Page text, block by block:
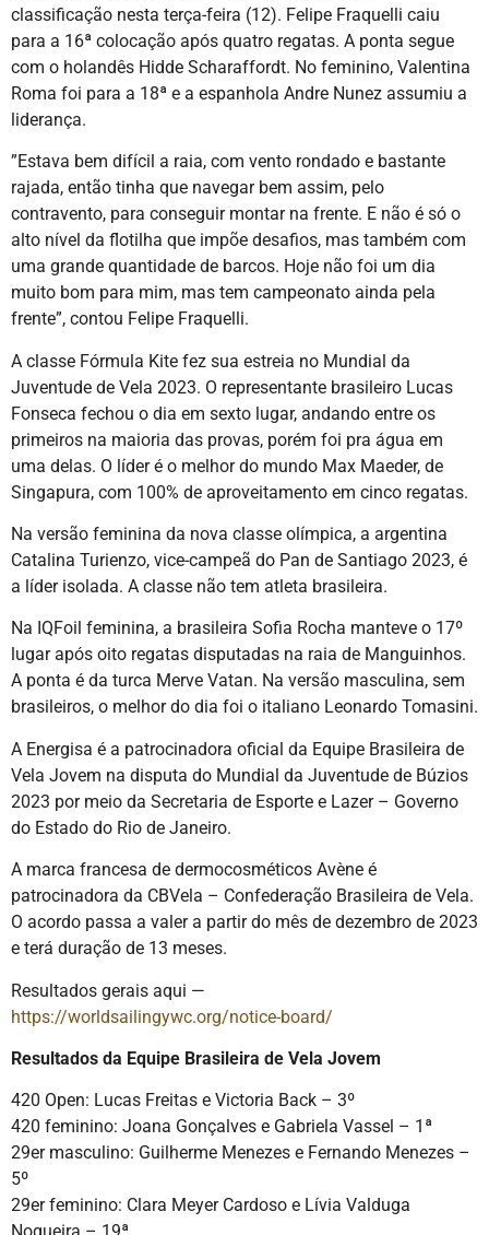
classificação nesta terça-feira (12). Felipe Fraquelli caiu
para a 16ª colocação após quatro regatas. A ponta segue
com o holandês Hidde Scharaffordt. No feminino, Valentina
Roma foi para a 18ª e a espanhola Andre Nunez assumiu a
liderança.
”Estava bem difícil a raia, com vento rondado e bastante
rajada, então tinha que navegar bem assim, pelo
contravento, para conseguir montar na frente. E não é só o
alto nível da flotilha que impõe desafios, mas também com
uma grande quantidade de barcos. Hoje não foi um dia
muito bom para mim, mas tem campeonato ainda pela
frente”, contou Felipe Fraquelli.
A classe Fórmula Kite fez sua estreia no Mundial da
Juventude de Vela 2023. O representante brasileiro Lucas
Fonseca fechou o dia em sexto lugar, andando entre os
primeiros na maioria das provas, porém foi pra água em
uma delas. O líder é o melhor do mundo Max Maeder, de
Singapura, com 100% de aproveitamento em cinco regatas.
Na versão feminina da nova classe olímpica, a argentina
Catalina Turienzo, vice-campeã do Pan de Santiago 2023, é
a líder isolada. A classe não tem atleta brasileira.
Na IQFoil feminina, a brasileira Sofia Rocha manteve o 17º
lugar após oito regatas disputadas na raia de Manguinhos.
A ponta é da turca Merve Vatan. Na versão masculina, sem
brasileiros, o melhor do dia foi o italiano Leonardo Tomasini.
A Energisa é a patrocinadora oficial da Equipe Brasileira de
Vela Jovem na disputa do Mundial da Juventude de Búzios
2023 por meio da Secretaria de Esporte e Lazer – Governo
do Estado do Rio de Janeiro.
A marca francesa de dermocosméticos Avène é
patrocinadora da CBVela – Confederação Brasileira de Vela.
O acordo passa a valer a partir do mês de dezembro de 2023
e terá duração de 13 meses.
Resultados gerais aqui —
https://worldsailingywc.org/notice-board/
Resultados da Equipe Brasileira de Vela Jovem
420 Open: Lucas Freitas e Victoria Back – 3º
420 feminino: Joana Gonçalves e Gabriela Vassel – 1ª
29er masculino: Guilherme Menezes e Fernando Menezes –
5º
29er feminino: Clara Meyer Cardoso e Lívia Valduga